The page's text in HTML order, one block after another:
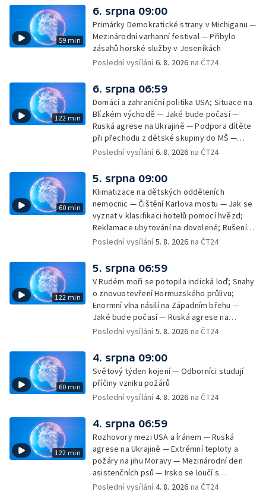
atletice 2026 — Výzkum: epidemie digitálních
závislostí je mýtus — Demolice vyhořelé
výškové budovy ve Zlíně
59 min
6. srpna 09:00
Primárky Demokratické strany v Michiganu —
Mezinárodní varhanní festival — Přibylo
zásahů horské služby v Jeseníkách
Poslední vysílání6. 8. 2026 na ČT24
122 min
6. srpna 06:59
Domácí a zahraniční politika USA; Situace na
Blízkém východě — Jaké bude počasí —
Ruská agrese na Ukrajině — Podpora dítěte
při přechodu z dětské skupiny do MŠ —
Filmové premiéry týdne — Dvě deci tuše v
rakovinu prsu
Poslední vysílání6. 8. 2026 na ČT24
60 min
5. srpna 09:00
Klimatizace na dětských odděleních
nemocnic — Čištění Karlova mostu — Jak se
vyznat v klasifikaci hotelů pomocí hvězd;
Reklamace ubytování na dovolené; Rušení
dovolené kvůli přírodním živlům; Práva
na dovolené v zahraničí; Platby a výběry na
dovolené v zahraničí — Těžba léčivé rašeliny
u Malé Morávky
Poslední vysílání5. 8. 2026 na ČT24
122 min
5. srpna 06:59
V Rudém moři se potopila indická loď; Snahy
o znovuotevření Hormuzského průlivu;
Enormní vlna násilí na Západním břehu —
Jaké bude počasí — Ruská agrese na
Ukrajině — Vliv veder na lidské orgány — Při
— Třem obcím na Brněnsku dočasně došla
pitná voda — SP v orientačním běhu v Česku
— Horko a požáry sužují Evropu — Rybářský
příměstský tábor
Poslední vysílání5. 8. 2026 na ČT24
60 min
4. srpna 09:00
Světový týden kojení — Odborníci studují
příčiny vzniku požárů
Poslední vysílání4. 8. 2026 na ČT24
122 min
4. srpna 06:59
Rozhovory mezi USA a Íránem — Ruská
agrese na Ukrajině — Extrémní teploty a
požáry na jihu Moravy — Mezinárodní den
asistenčních psů — Irsko se loučí s
hudebníkem Glenem Hansardem
Poslední vysílání4. 8. 2026 na ČT24